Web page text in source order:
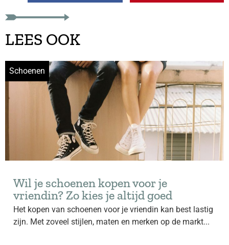
LEES OOK
Schoenen
Wil je schoenen kopen voor je
vriendin? Zo kies je altijd goed
Het kopen van schoenen voor je vriendin kan best lastig
zijn. Met zoveel stijlen, maten en merken op de markt...